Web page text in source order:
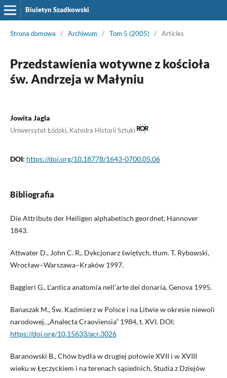
Biuletyn Szadkowski
Strona domowa / Archiwum / Tom 5 (2005) / Articles
Przedstawienia wotywne z kościoła
św. Andrzeja w Małyniu
Jowita Jagla
Uniwersytet Łódzki, Katedra Historii Sztuki
DOI: https://doi.org/10.18778/1643-0700.05.06
Bibliografia
Die Attribute der Heiligen alphabetisch geordnet, Hannover
1843.
Attwater D., John C. R., Dykcjonarz świętych, tłum. T. Rybowski,
Wrocław–Warszawa–Kraków 1997.
Baggieri G., L’antica anatomia nell’arte dei donaria, Genova 1995.
Banaszak M., Św. Kazimierz w Polsce i na Litwie w okresie niewoli
narodowej, „Analecta Craoviensia” 1984, t. XVI. DOI:
https://doi.org/10.15633/acr.3026
Baranowski B., Chów bydła w drugiej połowie XVII i w XVIII
wieku w Łęczyckiem i na terenach sąsiednich, Studia z Dziejów